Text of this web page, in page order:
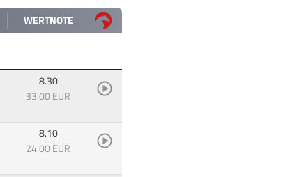
WERTNOTE
8.30
33.00 EUR
8.10
24.00 EUR